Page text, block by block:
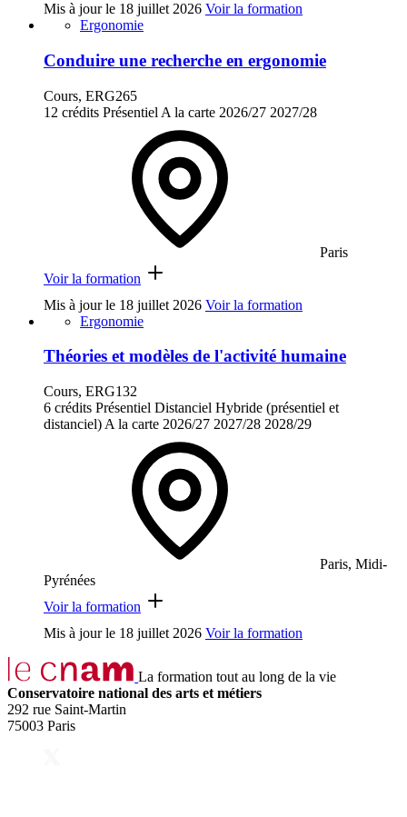
Mis à jour le 18 juillet 2026 Voir la formation
Ergonomie
Conduire une recherche en ergonomie
Cours, ERG265
12 crédits Présentiel A la carte 2026/27 2027/28
Paris
Voir la formation
Mis à jour le 18 juillet 2026 Voir la formation
Ergonomie
Théories et modèles de l'activité humaine
Cours, ERG132
6 crédits Présentiel Distanciel Hybride (présentiel et
distanciel) A la carte 2026/27 2027/28 2028/29
Paris, Midi-
Pyrénées
Voir la formation
Mis à jour le 18 juillet 2026 Voir la formation
La formation tout au long de la vie
Conservatoire national des arts et métiers
292 rue Saint-Martin
75003 Paris